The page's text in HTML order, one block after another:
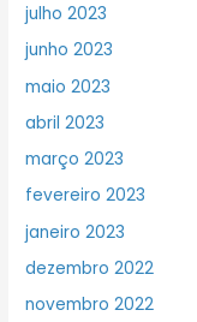
julho 2023
junho 2023
maio 2023
abril 2023
março 2023
fevereiro 2023
janeiro 2023
dezembro 2022
novembro 2022